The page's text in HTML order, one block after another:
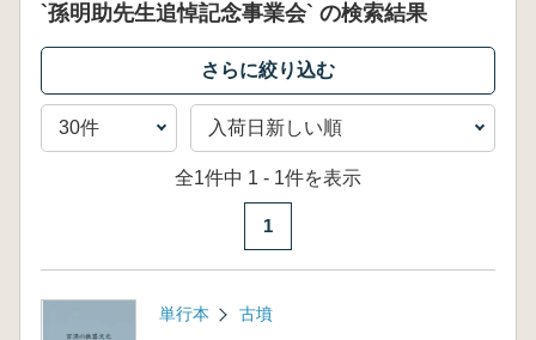
`孫明助先生追悼記念事業会` の検索結果
全1件中 1 - 1件を表示
1
単行本 古墳